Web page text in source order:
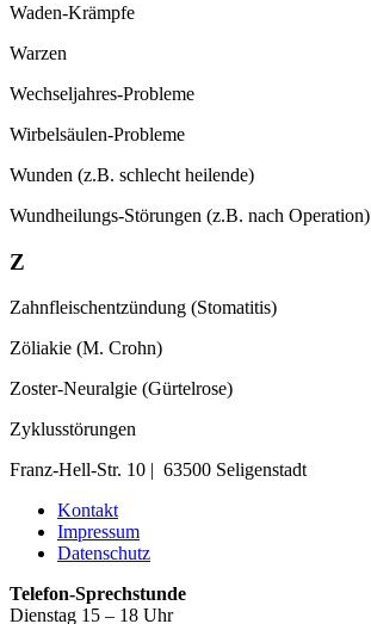
Waden-Krämpfe
Warzen
Wechseljahres-Probleme
Wirbelsäulen-Probleme
Wunden (z.B. schlecht heilende)
Wundheilungs-Störungen (z.B. nach Operation)
Z
Zahnfleischentzündung (Stomatitis)
Zöliakie (M. Crohn)
Zoster-Neuralgie (Gürtelrose)
Zyklusstörungen
Franz-Hell-Str. 10 | 63500 Seligenstadt
Kontakt
Impressum
Datenschutz
Telefon-Sprechstunde
Dienstag 15 – 18 Uhr